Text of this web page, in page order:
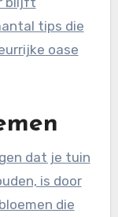
tips die
oase
dat je tuin
is door
die